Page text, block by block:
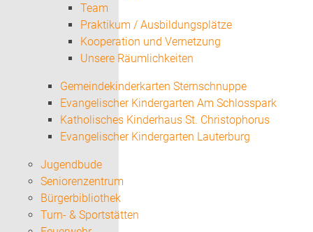
Team
Praktikum / Ausbildungsplätze
Kooperation und Vernetzung
Unsere Räumlichkeiten
Gemeindekinderkarten Sternschnuppe
Evangelischer Kindergarten Am Schlosspark
Katholisches Kinderhaus St. Christophorus
Evangelischer Kindergarten Lauterburg
Jugendbude
Seniorenzentrum
Bürgerbibliothek
Turn- & Sportstätten